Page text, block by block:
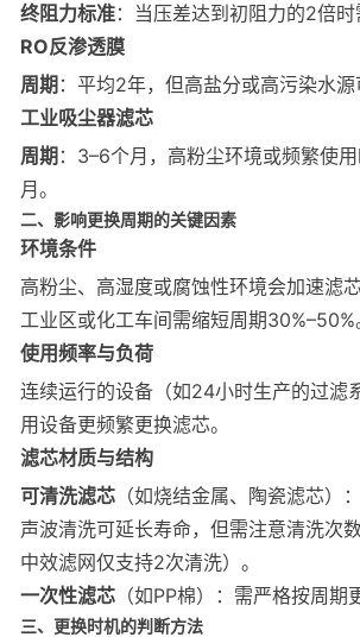
终阻力标准：当压差达到初阻力的2倍时
RO反渗透膜
周期 ：平均2年，但高盐分或高污染水源
工业吸尘器滤芯
周期 ：3–6个月，高粉尘环境或频繁使
月。
二、影响更换周期的关键因素
环境条件
高粉尘、高湿度或腐蚀性环境会加速滤
工业区或化工车间需缩短周期30%–50%
使用频率与负荷
连续运行的设备（如24小时生产的过滤
用设备更频繁更换滤芯。
滤芯材质与结构
可清洗滤芯 （如烧结金属、陶瓷滤芯）
声波清洗可延长寿命，但需注意清洗次
中效滤网仅支持2次清洗）。
一次性滤芯 （如PP棉）：需严格按周期
三、更换时机的判断方法